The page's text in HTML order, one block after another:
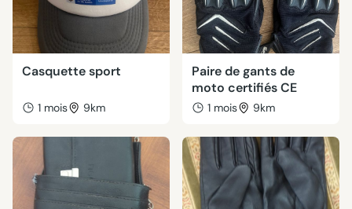
Casquette sport
1 mois 9km
Paire de gants de
moto certifiés CE
1 mois 9km